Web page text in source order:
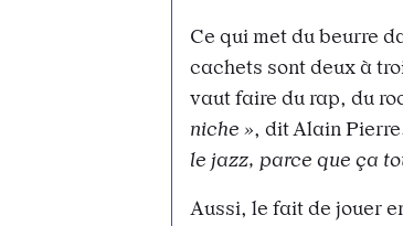
Ce qui met du beurre
cachets sont deux à
vaut faire du rap, du
niche », dit Alain
le jazz, parce que ça
Aussi, le fait de jouer